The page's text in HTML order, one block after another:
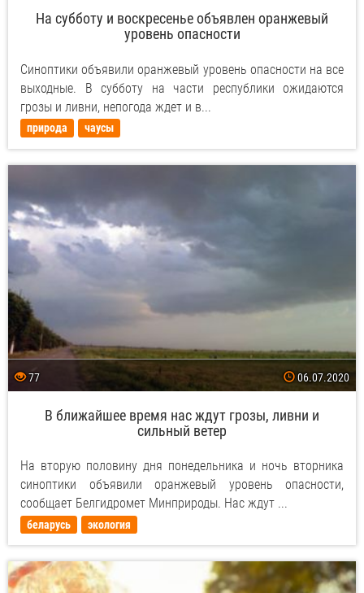
На субботу и воскресенье объявлен оранжевый
уровень опасности
Синоптики объявили оранжевый уровень опасности на все
выходные. В субботу на части республики ожидаются
грозы и ливни, непогода ждет и в...
природа чаусы
77 06.07.2020
В ближайшее время нас ждут грозы, ливни и
сильный ветер
На вторую половину дня понедельника и ночь вторника
синоптики объявили оранжевый уровень опасности,
сообщает Белгидромет Минприроды. Нас ждут ...
беларусь экология